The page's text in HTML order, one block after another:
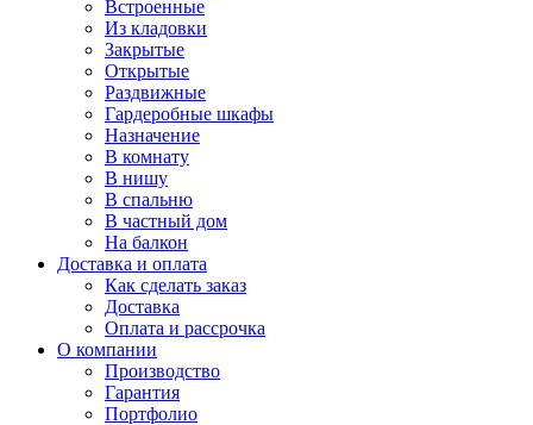
Встроенные
Из кладовки
Закрытые
Открытые
Раздвижные
Гардеробные шкафы
Назначение
В комнату
В нишу
В спальню
В частный дом
На балкон
Доставка и оплата
Как сделать заказ
Доставка
Оплата и рассрочка
О компании
Производство
Гарантия
Портфолио